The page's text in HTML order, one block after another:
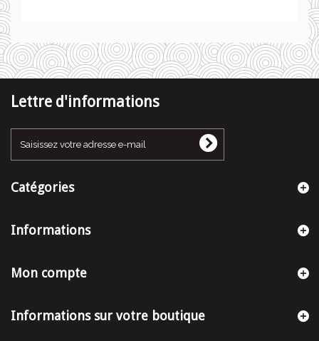
Lettre d'informations
Catégories
Informations
Mon compte
Informations sur votre boutique